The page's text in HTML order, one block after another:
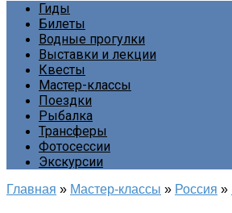
Гиды
Билеты
Водные прогулки
Выставки и лекции
Квесты
Мастер-классы
Поездки
Рыбалка
Трансферы
Фотосессии
Экскурсии
Главная » Мастер-классы » Россия »